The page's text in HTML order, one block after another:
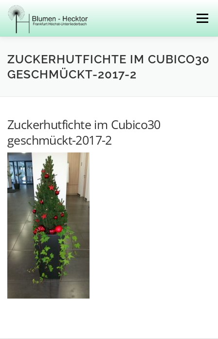
Inhalt
springen
Menü
BESTELLUNGEN FLORISTIK PFLANZEN
ÜBER UNS KONTAKT
ZUCKERHUTFICHTE IM CUBICO30
GESCHMÜCKT-2017-2
Zuckerhutfichte im Cubico30
geschmückt-2017-2